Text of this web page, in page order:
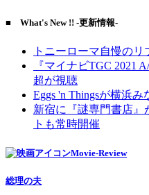
■ What's New !! -更新情報-
トニーローマ自慢の
『マイナビTGC 2021
超が視聴
Eggs 'n Thingsが横浜
新宿に『謎専門書店』
トも常時開催
Movie-Review
総理の夫